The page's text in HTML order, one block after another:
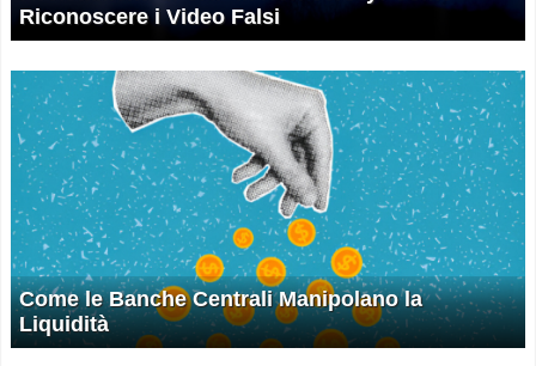
Riconoscere i Video Falsi
Come le Banche Centrali Manipolano la
Liquidità